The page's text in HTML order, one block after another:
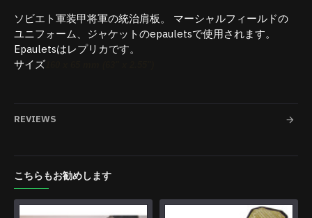
ソビエト軍装甲将軍の統治肩板。 マーシャルフィールドの
ユニフォーム、ジャケットのepauletsで使用されます。
Epauletsはレプリカです。
サイズ
REVIEWS
こちらもお勧めします